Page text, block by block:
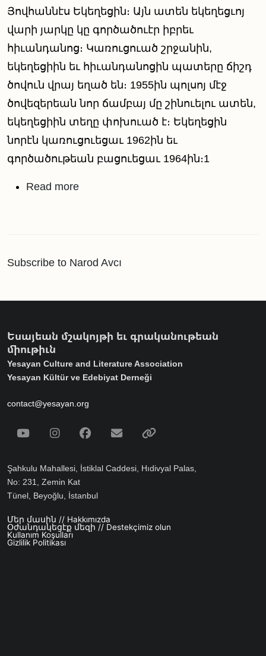
Յովհաննէս Եկեղեցին։ Այն ատեն եկեղեցւոյ
վարի յարկը կը գործածուէր իբրեւ
հիւանդանոց։ Կառուցուած շրջանին,
եկեղեցիին եւ հիւանդանոցին պատերը ճիշդ
ծովուն վրայ եղած են։ 1955ին պոլսոյ մէջ
ծովեզերեան նոր ճամբայ մը շինուելու ատեն,
եկեղեցիին տեղը փոխուած է։ Եկեղեցին
նորէն կառուցուեցաւ 1962ին եւ
գործածութեան բացուեցաւ 1964ին։1
Read moreabout Քարոզը խանգարող
Subscribe to Narod Avcı
Եսայեան մշակոյթի եւ գրականութեան
միութիւն
Yesayan Culture and Literature Association
Yesayan Kültür ve Edebiyat Derneği
contact@yesayan.org
Social Media
YoutubeInstagramFacebook
Email
Şahkulu Mahallesi, İstiklal Caddesi, Hıdivyal Palas,
No: 231, Zemin Kat
Tünel, Beyoğlu, İstanbul
Footer menu
Մեր մասին // Hakkımızda
Օժանդակեցէք մեզի // Destekçimiz olun
Kullanım Koşulları
Gizlilik Politikası